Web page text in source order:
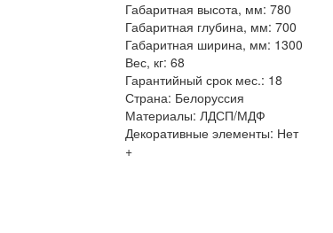
Габаритная высота, мм: 780
Габаритная глубина, мм: 700
Габаритная ширина, мм: 1300
Вес, кг: 68
Гарантийный срок мес.: 18
Страна: Белоруссия
Материалы: ЛДСП/МДФ
Декоративные элементы: Нет
+